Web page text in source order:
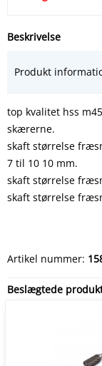
Beskrivelse
Produkt
top kvalitet hss
skærerne.
skaft størrelse
7 til 10 10 mm.
skaft størrelse
skaft størrelse
Artikel nummer:
Beslægtede